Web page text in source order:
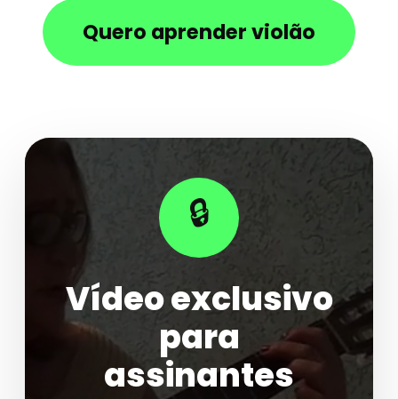
Quero aprender violão
🔒
Vídeo exclusivo
para
assinantes